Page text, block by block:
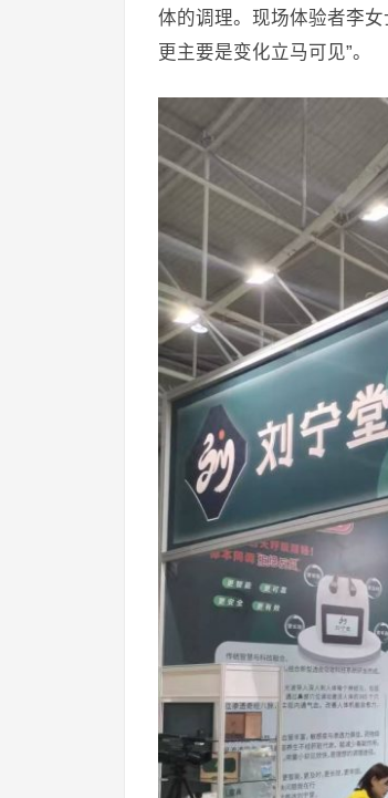
体的调理。现场体验者李
更主要是变化立马可见”。